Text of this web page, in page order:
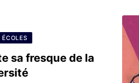
sa fresque de la